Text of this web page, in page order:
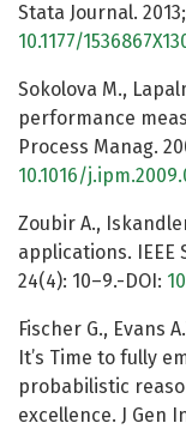
Stata Journal.
10.1177/
Sokolova M.,
performance
Process Manag.
10.1016/
Zoubir A.,
applications. IEEE
24(4): 10–9.-DOI:
Fischer G., Evans
It’s Time to fully
probabilistic
excellence. J Gen